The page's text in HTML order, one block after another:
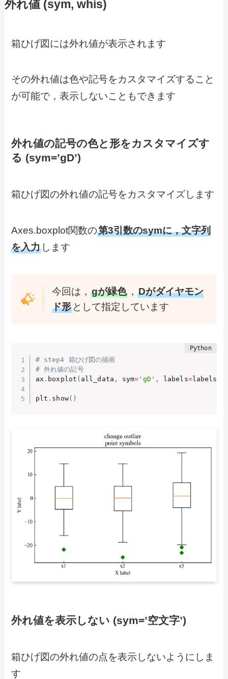
外れ値 (sym, whis)
箱ひげ図には外れ値が表示されます
その外れ値は色や記号をカスタマイズすること
が可能で，表示しないこともできます
外れ値の記号の色と形をカスタマイズす
る (sym=’gD’)
箱ひげ図の外れ値の記号をカスタマイズします
Axes.boxplot関数の第3引数のsymに，文字列
を入力 します
今回は，gが緑色 ，Dがダイヤモン
ド形 として指定しています
# step4 箱ひげ図の描画
# 外れ値の記号
ax . boxplot ( all_data , sym= 'gD' , labels=labels
plt . show( )
外れ値を表示しない (sym=’空文字’)
箱ひげ図の外れ値の点を表示しないようにしま
す